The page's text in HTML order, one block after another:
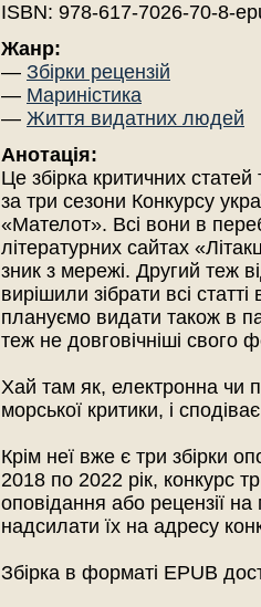
ISBN: 978-617-7026-70-8-
Жанр:
— Збірки рецензій
— Мариністика
— Життя видатних людей
Анотація:
Це збірка критичних
за три сезони Конкурсу
«Мателот». Всі вони в
літературних сайтах
зник з мережі. Другий теж
вирішили зібрати всі
плануємо видати також в
теж не довговічніші свого
Хай там як, електронна чи
морської критики, і
Крім неї вже є три збірки
2018 по 2022 рік, конкурс
оповідання або рецензії
надсилати їх на адресу
Збірка в форматі EPUB